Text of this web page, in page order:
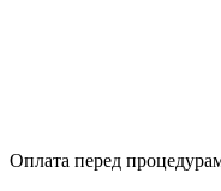
Оплата перед